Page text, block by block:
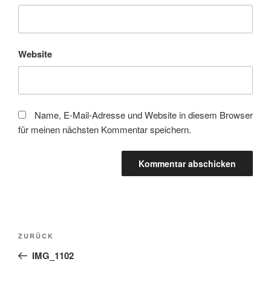
Website
Name, E-Mail-Adresse und Website in diesem Browser
für meinen nächsten Kommentar speichern.
Beitragsnavigation
Vorheriger
Beitrag
ZURÜCK
IMG_1102